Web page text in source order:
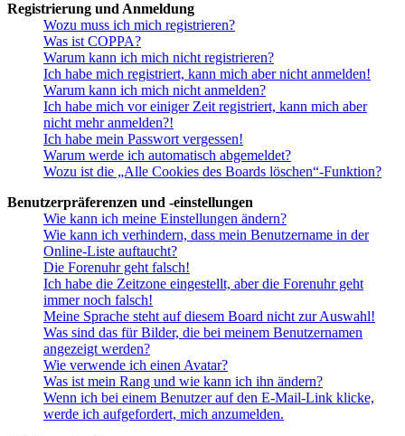
Registrierung und Anmeldung
Wozu muss ich mich registrieren?
Was ist COPPA?
Warum kann ich mich nicht registrieren?
Ich habe mich registriert, kann mich aber nicht anmelden!
Warum kann ich mich nicht anmelden?
Ich habe mich vor einiger Zeit registriert, kann mich aber
nicht mehr anmelden?!
Ich habe mein Passwort vergessen!
Warum werde ich automatisch abgemeldet?
Wozu ist die „Alle Cookies des Boards löschen“-Funktion?
Benutzerpräferenzen und -einstellungen
Wie kann ich meine Einstellungen ändern?
Wie kann ich verhindern, dass mein Benutzername in der
Online-Liste auftaucht?
Die Forenuhr geht falsch!
Ich habe die Zeitzone eingestellt, aber die Forenuhr geht
immer noch falsch!
Meine Sprache steht auf diesem Board nicht zur Auswahl!
Was sind das für Bilder, die bei meinem Benutzernamen
angezeigt werden?
Wie verwende ich einen Avatar?
Was ist mein Rang und wie kann ich ihn ändern?
Wenn ich bei einem Benutzer auf den E-Mail-Link klicke,
werde ich aufgefordert, mich anzumelden.